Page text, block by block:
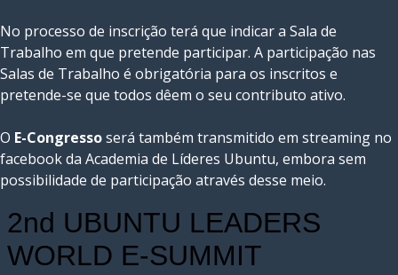
No processo de inscrição terá que indicar a Sala de
Trabalho em que pretende participar. A participação nas
Salas de Trabalho é obrigatória para os inscritos e
pretende-se que todos dêem o seu contributo ativo.
O E-Congressoserá também transmitido em streaming no
facebook da Academia de Líderes Ubuntu, embora sem
possibilidade de participação através desse meio.